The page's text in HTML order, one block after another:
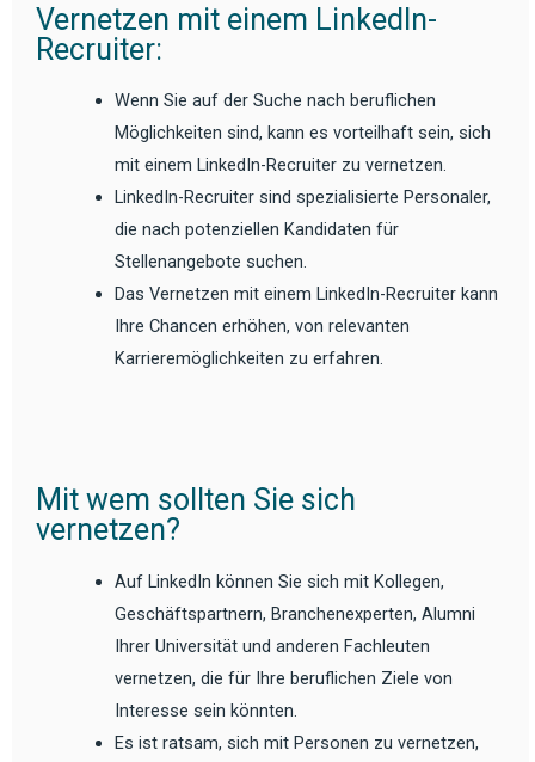
Vernetzen mit einem LinkedIn-
Recruiter:
Wenn Sie auf der Suche nach beruflichen
Möglichkeiten sind, kann es vorteilhaft sein, sich
mit einem LinkedIn-Recruiter zu vernetzen.
LinkedIn-Recruiter sind spezialisierte Personaler,
die nach potenziellen Kandidaten für
Stellenangebote suchen.
Das Vernetzen mit einem LinkedIn-Recruiter kann
Ihre Chancen erhöhen, von relevanten
Karrieremöglichkeiten zu erfahren.
Mit wem sollten Sie sich
vernetzen?
Auf LinkedIn können Sie sich mit Kollegen,
Geschäftspartnern, Branchenexperten, Alumni
Ihrer Universität und anderen Fachleuten
vernetzen, die für Ihre beruflichen Ziele von
Interesse sein könnten.
Es ist ratsam, sich mit Personen zu vernetzen,